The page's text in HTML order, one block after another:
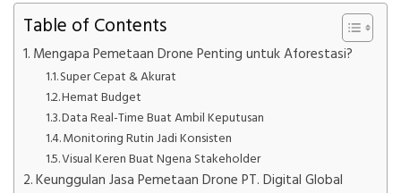
Table of Contents
Mengapa Pemetaan Drone Penting untuk Aforestasi?
Super Cepat & Akurat
Hemat Budget
Data Real-Time Buat Ambil Keputusan
Monitoring Rutin Jadi Konsisten
Visual Keren Buat Ngena Stakeholder
Keunggulan Jasa Pemetaan Drone PT. Digital Global